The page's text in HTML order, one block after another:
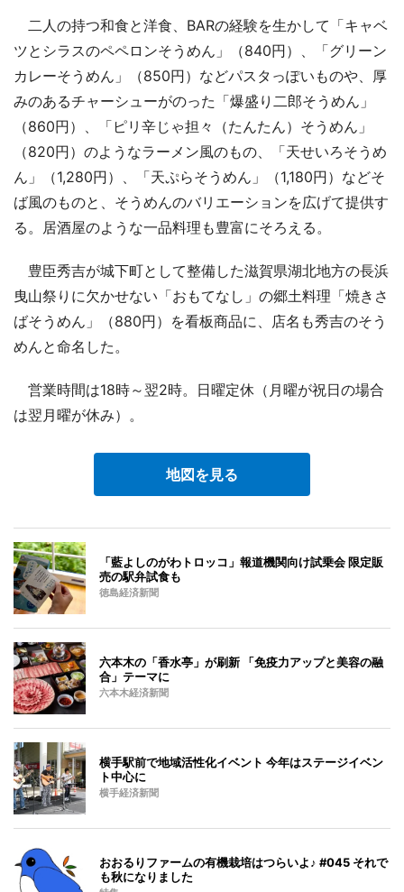
二人の持つ和食と洋食、BARの経験を生かして「キャベ
ツとシラスのペペロンそうめん」（840円）、「グリーン
カレーそうめん」（850円）などパスタっぽいものや、厚
みのあるチャーシューがのった「爆盛り二郎そうめん」
（860円）、「ピリ辛じゃ担々（たんたん）そうめん」
（820円）のようなラーメン風のもの、「天せいろそうめ
ん」（1,280円）、「天ぷらそうめん」（1,180円）などそ
ば風のものと、そうめんのバリエーションを広げて提供す
る。居酒屋のような一品料理も豊富にそろえる。
豊臣秀吉が城下町として整備した滋賀県湖北地方の長浜
曳山祭りに欠かせない「おもてなし」の郷土料理「焼きさ
ばそうめん」（880円）を看板商品に、店名も秀吉のそう
めんと命名した。
営業時間は18時～翌2時。日曜定休（月曜が祝日の場合
は翌月曜が休み）。
地図を見る
「藍よしのがわトロッコ」報道機関向け試乗会 限定販
売の駅弁試食も
徳島経済新聞
六本木の「香水亭」が刷新 「免疫力アップと美容の融
合」テーマに
六本木経済新聞
横手駅前で地域活性化イベント 今年はステージイベン
ト中心に
横手経済新聞
おおるりファームの有機栽培はつらいよ♪ #045 それで
も秋になりました